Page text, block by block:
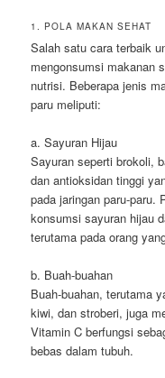
1. POLA MAKAN SEHAT
Salah satu cara terbaik
mengonsumsi makanan
nutrisi. Beberapa jenis
paru meliputi:
a. Sayuran Hijau
Sayuran seperti brokoli,
dan antioksidan tinggi
pada jaringan paru-paru.
konsumsi sayuran hijau
terutama pada orang
b. Buah-buahan
Buah-buahan, terutama
kiwi, dan stroberi, juga
Vitamin C berfungsi
bebas dalam tubuh.